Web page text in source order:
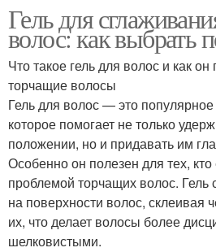
Гель для
волос: как выбрать
Что такое гель для волос и как
торчащие волосы
Гель для волос — это популярное
которое помогает не только
положении, но и придавать им
Особенно он полезен для тех, кто
проблемой торчащих волос. Гель
на поверхности волос, склеивая
их, что делает волосы более
шелковистыми.